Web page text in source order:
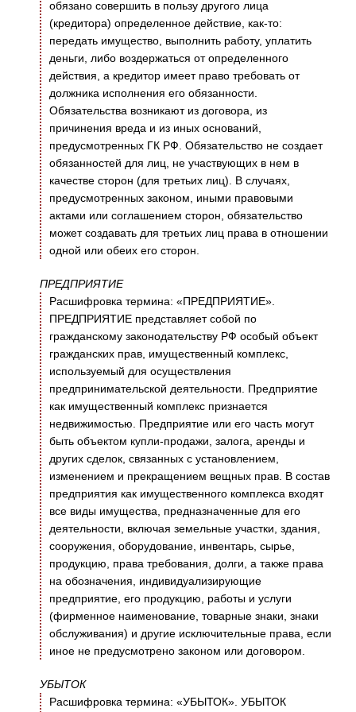
обязано совершить в пользу другого лица
(кредитора) определенное действие, как-то:
передать имущество, выполнить работу, уплатить
деньги, либо воздержаться от определенного
действия, а кредитор имеет право требовать от
должника исполнения его обязанности.
Обязательства возникают из договора, из
причинения вреда и из иных оснований,
предусмотренных ГК РФ. Обязательство не создает
обязанностей для лиц, не участвующих в нем в
качестве сторон (для третьих лиц). В случаях,
предусмотренных законом, иными правовыми
актами или соглашением сторон, обязательство
может создавать для третьих лиц права в отношении
одной или обеих его сторон.
ПРЕДПРИЯТИЕ
Расшифровка термина: «ПРЕДПРИЯТИЕ».
ПРЕДПРИЯТИЕ представляет собой по
гражданскому законодательству РФ особый объект
гражданских прав, имущественный комплекс,
используемый для осуществления
предпринимательской деятельности. Предприятие
как имущественный комплекс признается
недвижимостью. Предприятие или его часть могут
быть объектом купли-продажи, залога, аренды и
других сделок, связанных с установлением,
изменением и прекращением вещных прав. В состав
предприятия как имущественного комплекса входят
все виды имущества, предназначенные для его
деятельности, включая земельные участки, здания,
сооружения, оборудование, инвентарь, сырье,
продукцию, права требования, долги, а также права
на обозначения, индивидуализирующие
предприятие, его продукцию, работы и услуги
(фирменное наименование, товарные знаки, знаки
обслуживания) и другие исключительные права, если
иное не предусмотрено законом или договором.
УБЫТОК
Расшифровка термина: «УБЫТОК». УБЫТОК